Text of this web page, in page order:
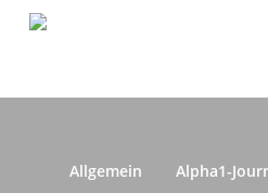
Zum
Allgemein Alpha1-